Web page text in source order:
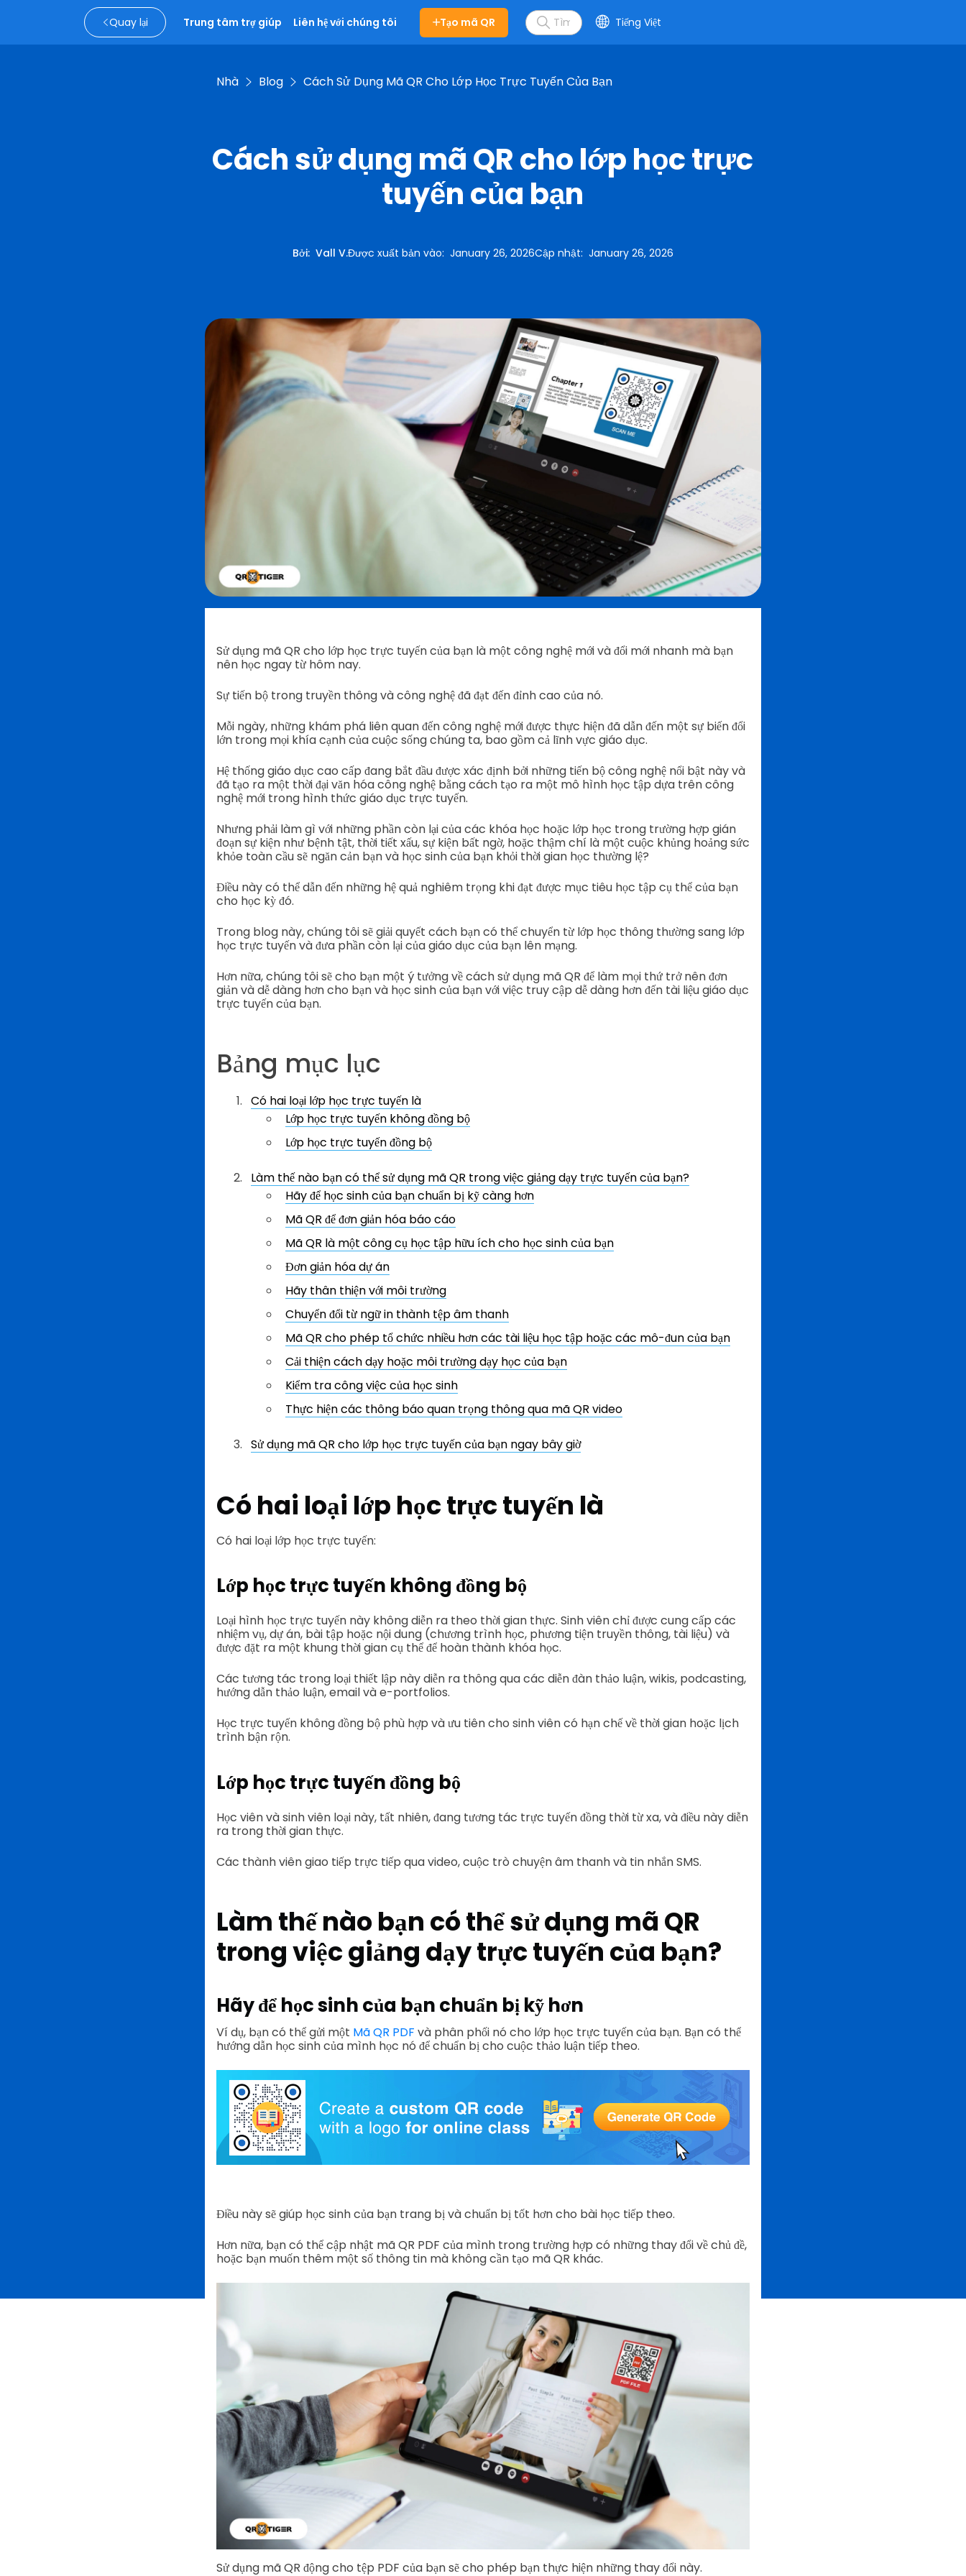
Quay lại Trung tâm trợ giúp Liên hệ với chúng tôi Tạo mã QR Tiếng Việt
Nhà Blog Cách Sử Dụng Mã QR Cho Lớp Học Trực Tuyến Của Bạn
Cách sử dụng mã QR cho lớp học trực
tuyến của bạn
Bởi: Vall V.Được xuất bản vào: January 26, 2026Cập nhật: January 26, 2026
Sử dụng mã QR cho lớp học trực tuyến của bạn là một công nghệ mới và đổi mới nhanh mà bạn
nên học ngay từ hôm nay.
Sự tiến bộ trong truyền thông và công nghệ đã đạt đến đỉnh cao của nó.
Mỗi ngày, những khám phá liên quan đến công nghệ mới được thực hiện đã dẫn đến một sự biến đổi
lớn trong mọi khía cạnh của cuộc sống chúng ta, bao gồm cả lĩnh vực giáo dục.
Hệ thống giáo dục cao cấp đang bắt đầu được xác định bởi những tiến bộ công nghệ nổi bật này và
đã tạo ra một thời đại văn hóa công nghệ bằng cách tạo ra một mô hình học tập dựa trên công
nghệ mới trong hình thức giáo dục trực tuyến.
Nhưng phải làm gì với những phần còn lại của các khóa học hoặc lớp học trong trường hợp gián
đoạn sự kiện như bệnh tật, thời tiết xấu, sự kiện bất ngờ, hoặc thậm chí là một cuộc khủng hoảng sức
khỏe toàn cầu sẽ ngăn cản bạn và học sinh của bạn khỏi thời gian học thường lệ?
Điều này có thể dẫn đến những hệ quả nghiêm trọng khi đạt được mục tiêu học tập cụ thể của bạn
cho học kỳ đó.
Trong blog này, chúng tôi sẽ giải quyết cách bạn có thể chuyển từ lớp học thông thường sang lớp
học trực tuyến và đưa phần còn lại của giáo dục của bạn lên mạng.
Hơn nữa, chúng tôi sẽ cho bạn một ý tưởng về cách sử dụng mã QR để làm mọi thứ trở nên đơn
giản và dễ dàng hơn cho bạn và học sinh của bạn với việc truy cập dễ dàng hơn đến tài liệu giáo dục
trực tuyến của bạn.
Bảng mục lục
Có hai loại lớp học trực tuyến là
Lớp học trực tuyến không đồng bộ
Lớp học trực tuyến đồng bộ
Làm thế nào bạn có thể sử dụng mã QR trong việc giảng dạy trực tuyến của bạn?
Hãy để học sinh của bạn chuẩn bị kỹ càng hơn
Mã QR để đơn giản hóa báo cáo
Mã QR là một công cụ học tập hữu ích cho học sinh của bạn
Đơn giản hóa dự án
Hãy thân thiện với môi trường
Chuyển đổi từ ngữ in thành tệp âm thanh
Mã QR cho phép tổ chức nhiều hơn các tài liệu học tập hoặc các mô-đun của bạn
Cải thiện cách dạy hoặc môi trường dạy học của bạn
Kiểm tra công việc của học sinh
Thực hiện các thông báo quan trọng thông qua mã QR video
Sử dụng mã QR cho lớp học trực tuyến của bạn ngay bây giờ
Có hai loại lớp học trực tuyến là
Có hai loại lớp học trực tuyến:
Lớp học trực tuyến không đồng bộ
Loại hình học trực tuyến này không diễn ra theo thời gian thực. Sinh viên chỉ được cung cấp các
nhiệm vụ, dự án, bài tập hoặc nội dung (chương trình học, phương tiện truyền thông, tài liệu) và
được đặt ra một khung thời gian cụ thể để hoàn thành khóa học.
Các tương tác trong loại thiết lập này diễn ra thông qua các diễn đàn thảo luận, wikis, podcasting,
hướng dẫn thảo luận, email và e-portfolios.
Học trực tuyến không đồng bộ phù hợp và ưu tiên cho sinh viên có hạn chế về thời gian hoặc lịch
trình bận rộn.
Lớp học trực tuyến đồng bộ
Học viên và sinh viên loại này, tất nhiên, đang tương tác trực tuyến đồng thời từ xa, và điều này diễn
ra trong thời gian thực.
Các thành viên giao tiếp trực tiếp qua video, cuộc trò chuyện âm thanh và tin nhắn SMS.
Làm thế nào bạn có thể sử dụng mã QR
trong việc giảng dạy trực tuyến của bạn?
Hãy để học sinh của bạn chuẩn bị kỹ hơn
Ví dụ, bạn có thể gửi một Mã QR PDF và phân phối nó cho lớp học trực tuyến của bạn. Bạn có thể
hướng dẫn học sinh của mình học nó để chuẩn bị cho cuộc thảo luận tiếp theo.
Điều này sẽ giúp học sinh của bạn trang bị và chuẩn bị tốt hơn cho bài học tiếp theo.
Hơn nữa, bạn có thể cập nhật mã QR PDF của mình trong trường hợp có những thay đổi về chủ đề,
hoặc bạn muốn thêm một số thông tin mà không cần tạo mã QR khác.
Sử dụng mã QR động cho tệp PDF của bạn sẽ cho phép bạn thực hiện những thay đổi này.